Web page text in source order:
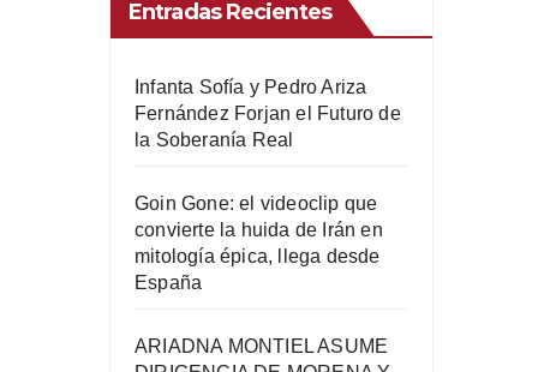
Entradas Recientes
Infanta Sofía y Pedro Ariza
Fernández Forjan el Futuro de
la Soberanía Real
Goin Gone: el videoclip que
convierte la huida de Irán en
mitología épica, llega desde
España
ARIADNA MONTIEL ASUME